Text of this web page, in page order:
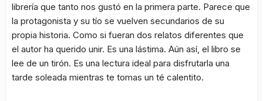
librería que tanto nos gustó en la primera parte. Parece que
la protagonista y su tío se vuelven secundarios de su
propia historia. Como si fueran dos relatos diferentes que
el autor ha querido unir. Es una lástima. Aún así, el libro se
lee de un tirón. Es una lectura ideal para disfrutarla una
tarde soleada mientras te tomas un té calentito.